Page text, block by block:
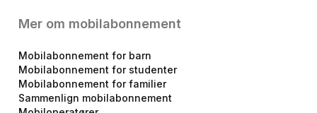
Mer om mobilabonnement
Mobilabonnement for barn
Mobilabonnement for studenter
Mobilabonnement for familier
Sammenlign mobilabonnement